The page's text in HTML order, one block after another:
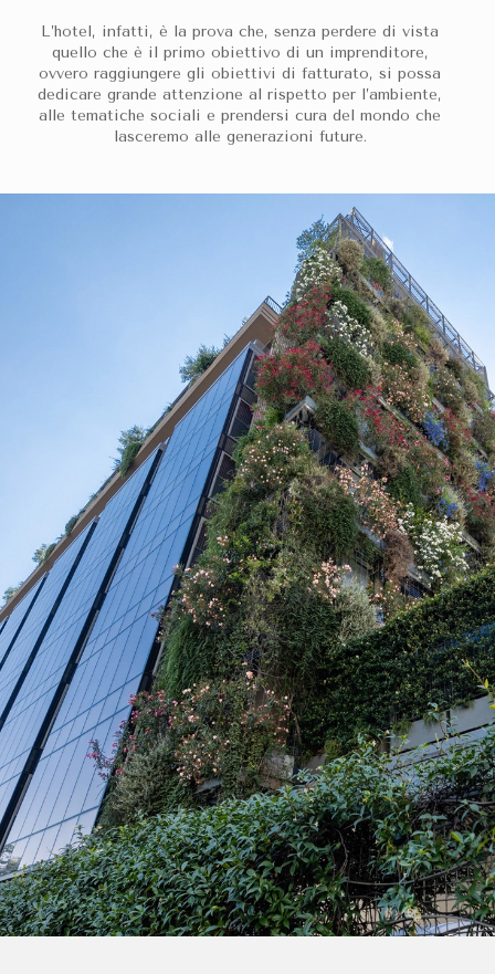
L’hotel, infatti, è la prova che, senza perdere di vista
quello che è il primo obiettivo di un imprenditore,
ovvero raggiungere gli obiettivi di fatturato, si possa
dedicare grande attenzione al rispetto per l’ambiente,
alle tematiche sociali e prendersi cura del mondo che
lasceremo alle generazioni future.